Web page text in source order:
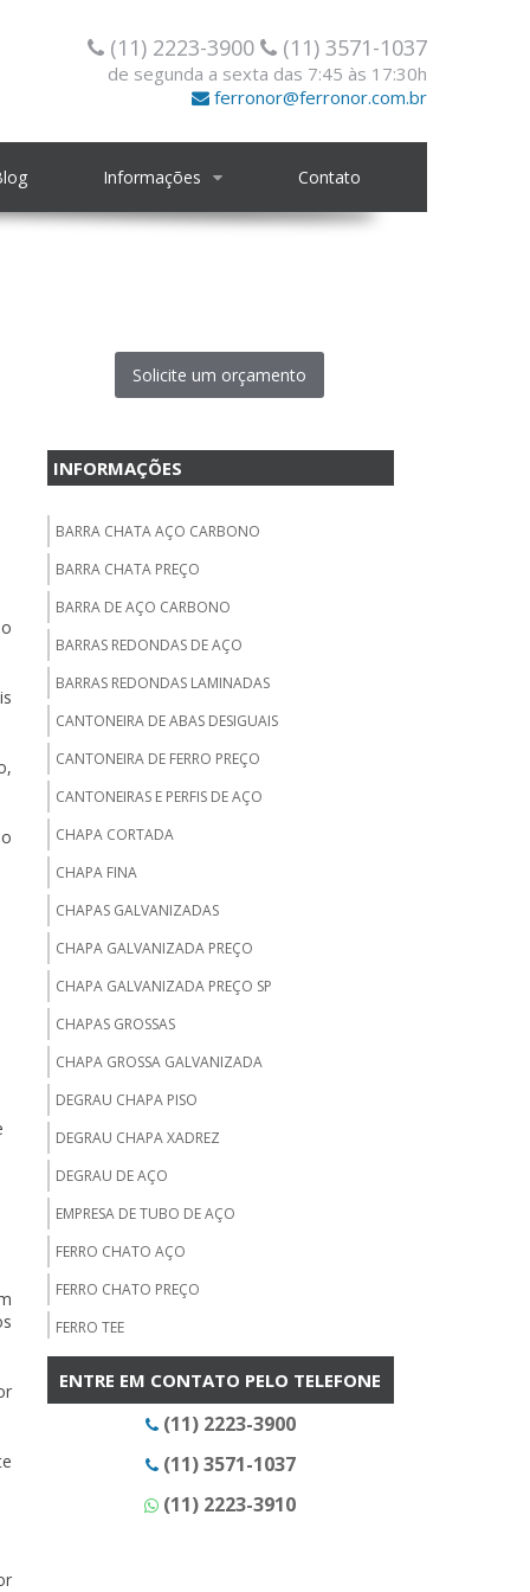
(11) 2223-3900 (11) 3571-1037
de segunda a sexta das 7:45 às 17:30h
ferronor@ferronor.com.br
Informações Contato
Solicite um orçamento
INFORMAÇÕES
BARRA CHATA AÇO CARBONO
BARRA CHATA PREÇO
BARRA DE AÇO CARBONO
BARRAS REDONDAS DE AÇO
BARRAS REDONDAS LAMINADAS
CANTONEIRA DE ABAS DESIGUAIS
CANTONEIRA DE FERRO PREÇO
CANTONEIRAS E PERFIS DE AÇO
CHAPA CORTADA
CHAPA FINA
CHAPAS GALVANIZADAS
CHAPA GALVANIZADA PREÇO
CHAPA GALVANIZADA PREÇO SP
CHAPAS GROSSAS
CHAPA GROSSA GALVANIZADA
DEGRAU CHAPA PISO
DEGRAU CHAPA XADREZ
DEGRAU DE AÇO
EMPRESA DE TUBO DE AÇO
FERRO CHATO AÇO
FERRO CHATO PREÇO
FERRO TEE
FORNECEDOR DE BARRA REDONDA
FORNECEDOR DE CHAPA GALVANIZADA EM SP
FORNECEDOR DE CHAPA PISO
ENTRE EM CONTATO PELO TELEFONE
(11) 2223-3900
(11) 3571-1037
(11) 2223-3910